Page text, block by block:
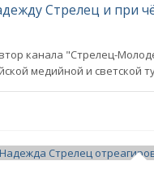
Стрелец и при
канала "Стрелец-
медийной и светской